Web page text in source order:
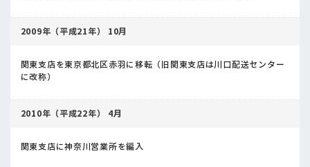
2009年（平成21年） 10月
関東支店を東京都北区赤羽に移転（旧関東支店は川口配送センター
に改称）
2010年（平成22年） 4月
関東支店に神奈川営業所を編入